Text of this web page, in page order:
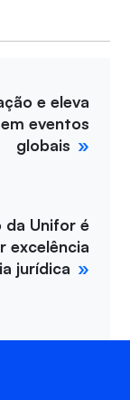
e eleva
eventos
globais
da Unifor é
excelência
jurídica